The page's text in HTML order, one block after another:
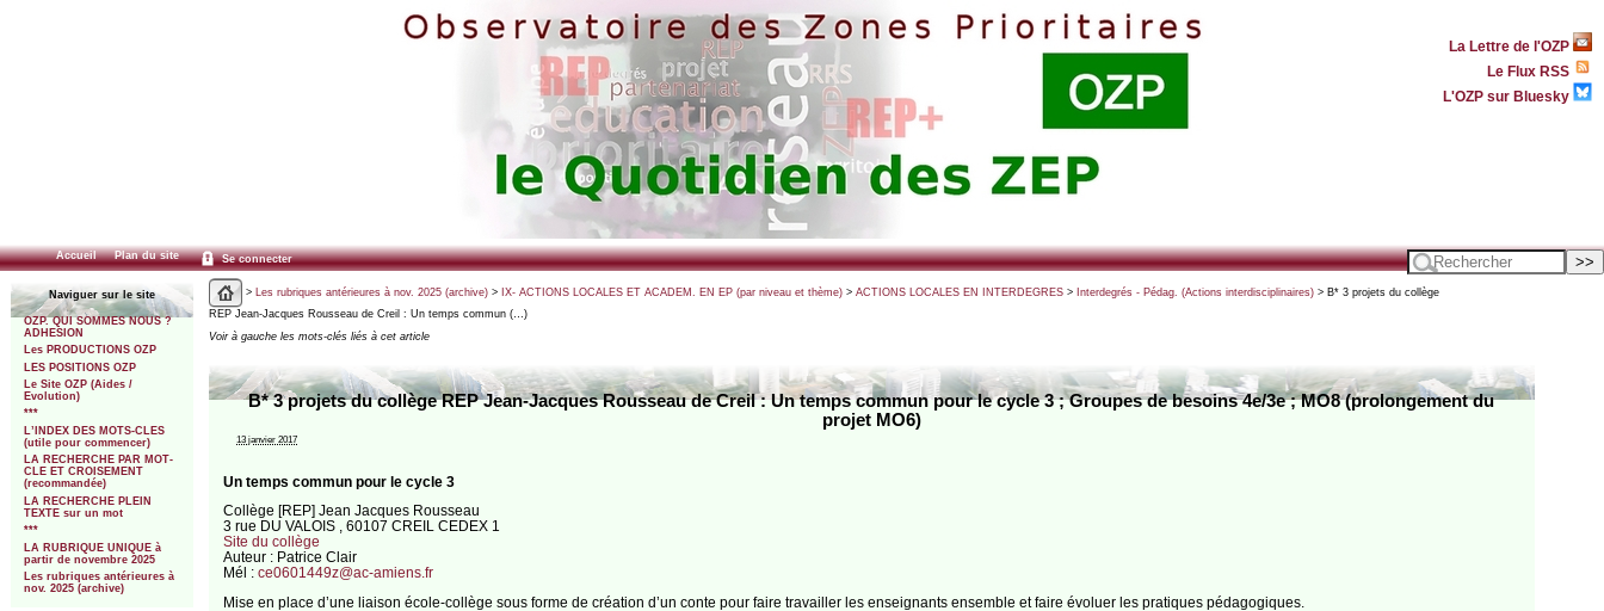
La Lettre de l'OZP
Le Flux RSS
L'OZP sur Bluesky
Accueil Plan du site Se connecter
Naviguer sur le site
OZP. QUI SOMMES NOUS ?
ADHESION
Les PRODUCTIONS OZP
LES POSITIONS OZP
Le Site OZP (Aides /
Evolution)
***
L’INDEX DES MOTS-CLES
(utile pour commencer)
LA RECHERCHE PAR MOT-
CLE ET CROISEMENT
(recommandée)
LA RECHERCHE PLEIN
TEXTE sur un mot
***
LA RUBRIQUE UNIQUE à
partir de novembre 2025
Les rubriques antérieures à
nov. 2025 (archive)
> Les rubriques antérieures à nov. 2025 (archive)> IX- ACTIONS LOCALES ET ACADEM. EN EP (par niveau et thème)> ACTIONS LOCALES EN INTERDEGRES> Interdegrés - Pédag. (Actions interdisciplinaires)> B* 3 projets du collège
REP Jean-Jacques Rousseau de Creil : Un temps commun (…)
Voir à gauche les mots-clés liés à cet article
B* 3 projets du collège REP Jean-Jacques Rousseau de Creil : Un temps commun pour le cycle 3 ; Groupes de besoins 4e/3e ; MO8 (prolongement du
projet MO6)
13 janvier 2017
Un temps commun pour le cycle 3
Collège [REP] Jean Jacques Rousseau
3 rue DU VALOIS , 60107 CREIL CEDEX 1
Site du collège
Auteur : Patrice Clair
Mél : ce0601449z@ac-amiens.fr
Mise en place d’une liaison école-collège sous forme de création d’un conte pour faire travailler les enseignants ensemble et faire évoluer les pratiques pédagogiques.